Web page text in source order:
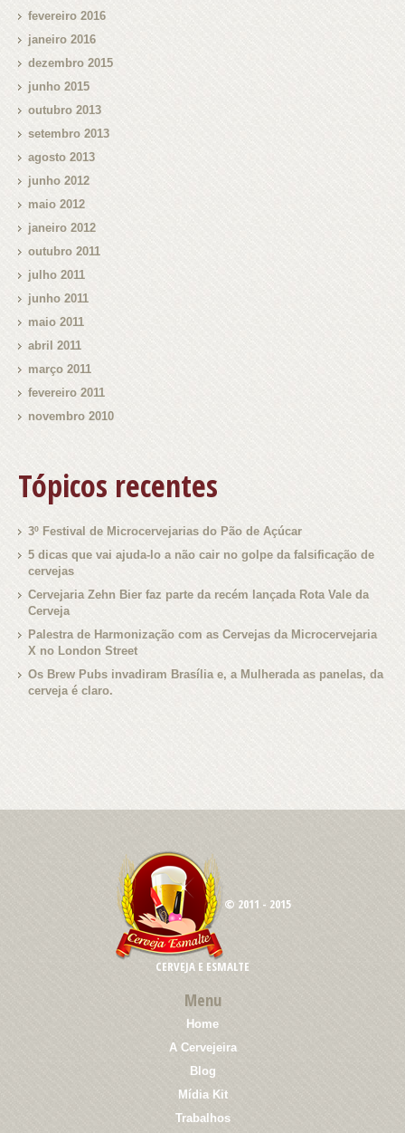
fevereiro 2016
janeiro 2016
dezembro 2015
junho 2015
outubro 2013
setembro 2013
agosto 2013
junho 2012
maio 2012
janeiro 2012
outubro 2011
julho 2011
junho 2011
maio 2011
abril 2011
março 2011
fevereiro 2011
novembro 2010
Tópicos recentes
3º Festival de Microcervejarias do Pão de Açúcar
5 dicas que vai ajuda-lo a não cair no golpe da falsificação de
cervejas
Cervejaria Zehn Bier faz parte da recém lançada Rota Vale da
Cerveja
Palestra de Harmonização com as Cervejas da Microcervejaria
X no London Street
Os Brew Pubs invadiram Brasília e, a Mulherada as panelas, da
cerveja é claro.
© 2011 - 2015
CERVEJA E ESMALTE
Menu
Home
A Cervejeira
Blog
Mídia Kit
Trabalhos